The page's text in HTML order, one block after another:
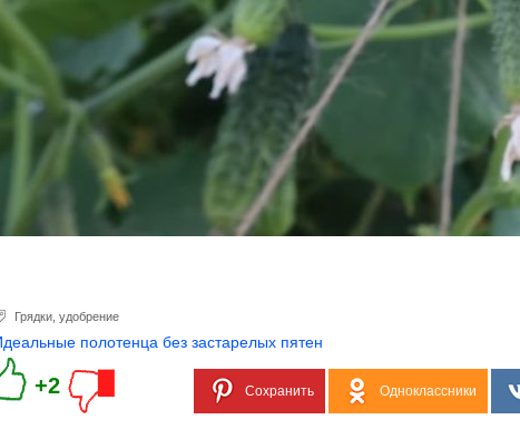
Грядки удобрение
полотенца без застарелых пятен
+2 Сохранить Одноклассники